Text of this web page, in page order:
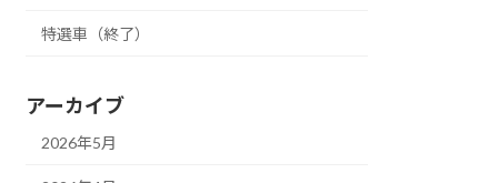
特選車（終了）
アーカイブ
2026年5月